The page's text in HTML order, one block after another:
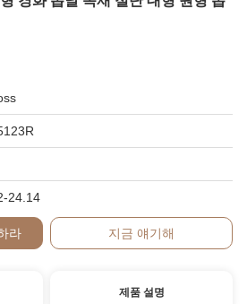
24.14
라 지금 얘기해
제품 설명